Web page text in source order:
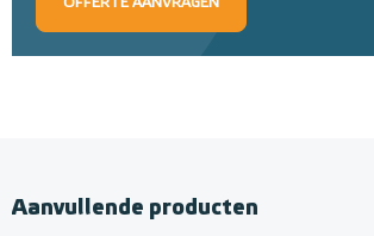
OFFERTE AANVRAGEN
Aanvullende producten